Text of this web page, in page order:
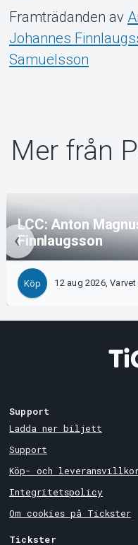
Framträdanden av
Johannes
Samuelsson
Mer från
LCC: Anton
Finnlaugsson
Köp 12 aug 2026,
Support
Ladda ner biljett
Support
Köp- och
Integritetspolicy
Om cookies på Tickster
Tickster